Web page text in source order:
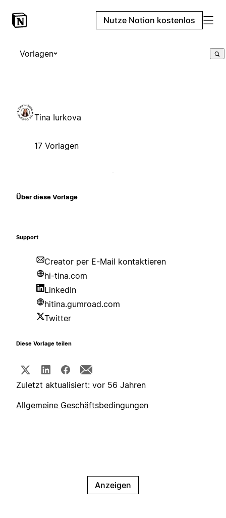
Nutze Notion kostenlos
Vorlagen
Tina Iurkova
17 Vorlagen
Über diese Vorlage
Support
Creator per E-Mail kontaktieren
hi-tina.com
LinkedIn
hitina.gumroad.com
Twitter
Diese Vorlage teilen
Zuletzt aktualisiert: vor 56 Jahren
Allgemeine Geschäftsbedingungen
Anzeigen